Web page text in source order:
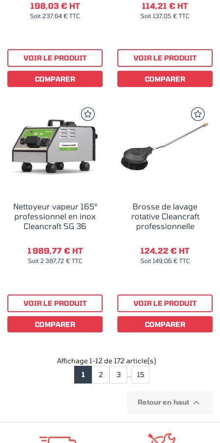
198,03 € HT
Soit 237,64 € TTC
VOIR LE PRODUIT
COMPARER
114,21 € HT
Soit 137,05 € TTC
VOIR LE PRODUIT
COMPARER
Nettoyeur vapeur 165°
professionnel en inox
Cleancraft SG 36
1 989,77 € HT
Soit 2 387,72 € TTC
VOIR LE PRODUIT
COMPARER
Brosse de lavage
rotative Cleancraft
professionnelle
124,22 € HT
Soit 149,06 € TTC
VOIR LE PRODUIT
COMPARER
Affichage 1-12 de 172 article(s)
1
2 3 … 15
Retour en haut 